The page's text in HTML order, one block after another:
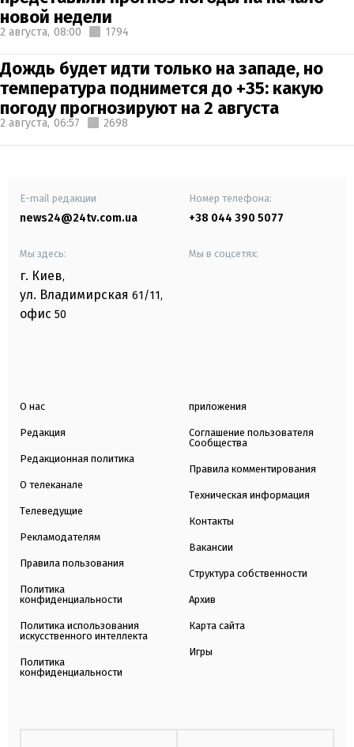
новой недели
2 августа, 08:00 1794
Дождь будет идти только на западе, но
температура поднимется до +35: какую
погоду прогнозируют на 2 августа
2 августа, 06:57 2698
E-mail редакции
news24@24tv.com.ua
Номер телефона:
+38 044 390 5077
Мы здесь:
г. Киев,
ул. Владимирская 61/11,
офис 50
Мы в соцсетях:
О нас
Редакция
Редакционная политика
О телеканале
Телеведущие
Рекламодателям
Правила пользования
Политика
конфиденциальности
Политика использования
искусственного интеллекта
Политика
конфиденциальности
приложения
Соглашение пользователя
Сообщества
Правила комментирования
Техническая информация
Контакты
Вакансии
Структура собственности
Архив
Карта сайта
Игры